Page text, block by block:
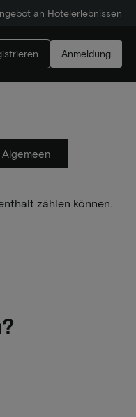
an Hotelerlebnissen
Anmeldung
Algemeen
zählen können.